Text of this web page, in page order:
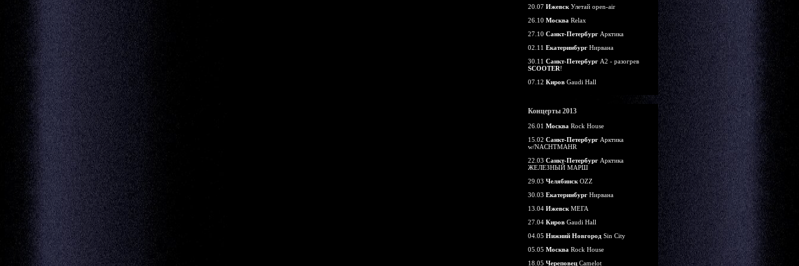
20.07 Ижевск Улетай open-air
26.10 Москва Relax
27.10 Санкт-Петербург Арктика
02.11 Екатеринбург Нирвана
30.11 Санкт-Петербург А2 - разогрев
SCOOTER!
07.12 Киров Gaudi Hall
Концерты 2013
26.01 Москва Rock House
15.02 Санкт-Петербург Арктика
w/NACHTMAHR
22.03 Санкт-Петербург Арктика
ЖЕЛЕЗНЫЙ МАРШ
29.03 Челябинск OZZ
30.03 Екатеринбург Нирвана
13.04 Ижевск МЕГА
27.04 Киров Gaudi Hall
04.05 Нижний Новгород Sin City
05.05 Москва Rock House
18.05 Череповец Camelot